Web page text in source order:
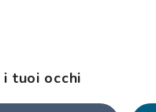
tuoi occhi